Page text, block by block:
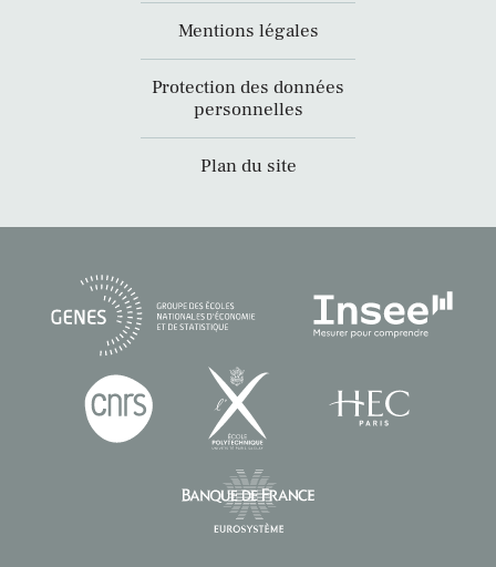
Mentions légales
Protection des données
personnelles
Plan du site